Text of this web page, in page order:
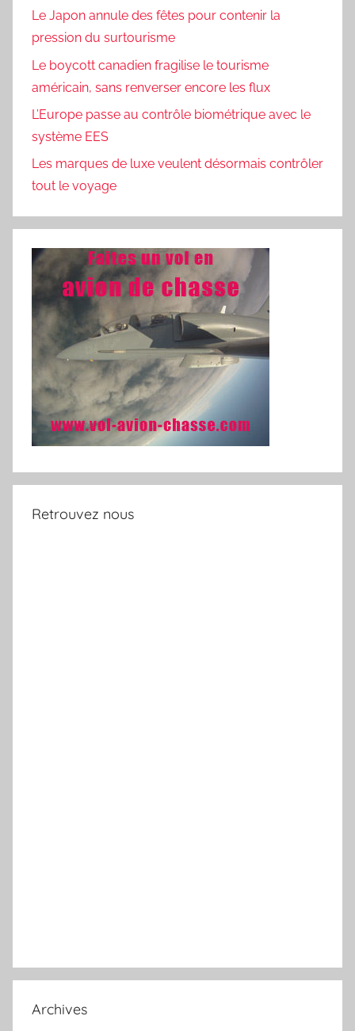
Le Japon annule des fêtes pour contenir la
pression du surtourisme
Le boycott canadien fragilise le tourisme
américain, sans renverser encore les flux
L’Europe passe au contrôle biométrique avec le
système EES
Les marques de luxe veulent désormais contrôler
tout le voyage
Retrouvez nous
Archives